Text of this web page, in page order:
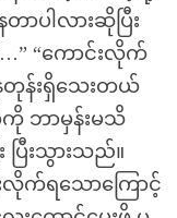
ာပါလားဆိုပြီး
“ကောင်းလိုက်
တုန်းရှိသေးတယ်
ဘာမှန်းမသိ
ြီးသွားသည်။
လိုက်ရသောကြောင့်